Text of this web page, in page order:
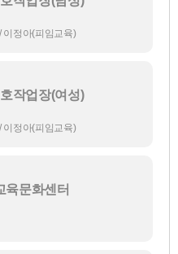
이정아(피임교육)
작업장(여성)
이정아(피임교육)
육문화센터